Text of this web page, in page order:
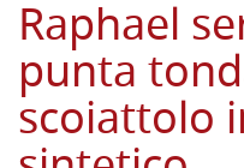
Raphael
punta
scoiattolo